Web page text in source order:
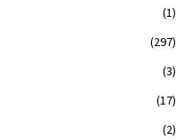
(1)
(297)
(3)
(17)
(2)